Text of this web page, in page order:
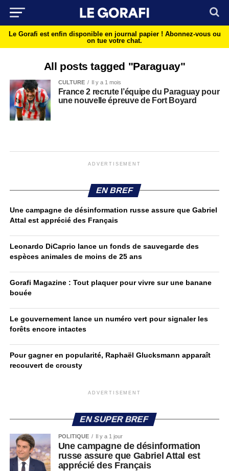
Le Gorafi est enfin disponible en journal papier ! Abonnez-vous ou
on tue votre chat.
All posts tagged "Paraguay"
CULTURE Il y a 1 mois
France 2 recrute l’équipe du Paraguay pour
une nouvelle épreuve de Fort Boyard
ADVERTISEMENT
EN BREF
Une campagne de désinformation russe assure que Gabriel
Attal est apprécié des Français
Leonardo DiCaprio lance un fonds de sauvegarde des
espèces animales de moins de 25 ans
Gorafi Magazine : Tout plaquer pour vivre sur une banane
bouée
Le gouvernement lance un numéro vert pour signaler les
forêts encore intactes
Pour gagner en popularité, Raphaël Glucksmann apparaît
recouvert de crousty
ADVERTISEMENT
EN SUPER BREF
POLITIQUE Il y a 1 jour
Une campagne de désinformation
russe assure que Gabriel Attal est
apprécié des Français